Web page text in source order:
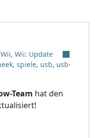
Wii, Wii: Update
, spiele, usb, usb-
Team hat den